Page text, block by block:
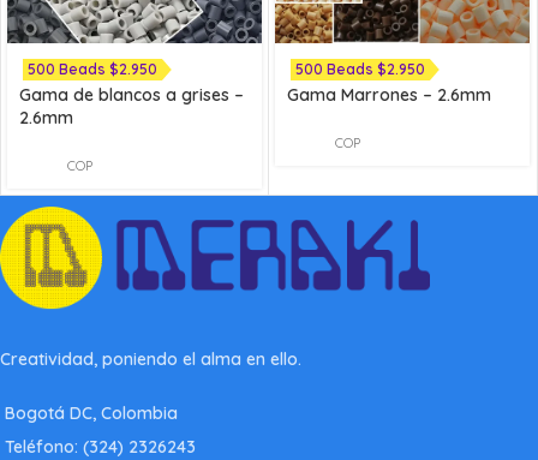
500 Beads $2.950
Gama de blancos a grises –
2.6mm
COP
500 Beads $2.950
Gama Marrones – 2.6mm
COP
Creatividad, poniendo el alma en ello.
Bogotá DC, Colombia
Teléfono: (324) 2326243